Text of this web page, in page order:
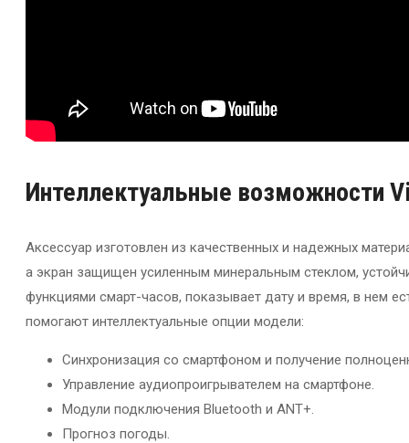
Интеллектуальные возможности
Аксессуар изготовлен из качественных и надежных
а экран защищен усиленным минеральным стеклом,
функциями смарт-часов, показывает дату и время, в нем
помогают интеллектуальные опции модели:
Синхронизация со смартфоном и получение
Управление аудиопроигрывателем на смартфоне.
Модули подключения Bluetooth и ANT+.
Прогноз погоды.